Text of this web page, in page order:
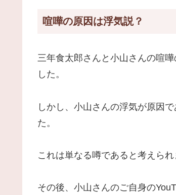
喧嘩の原因は浮気説？
三年食太郎さんと小山さんの喧
した。
しかし、小山さんの浮気が原因
た。
これは単なる噂であると考えられ
その後、小山さんのご自身の